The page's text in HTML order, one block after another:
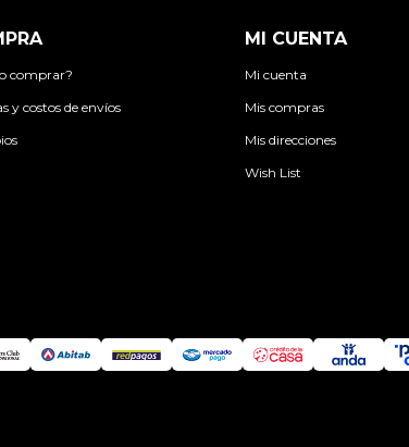
comprar?
y costos de envíos
MI CUENTA
Mi cuenta
Mis compras
Mis direcciones
Wish List